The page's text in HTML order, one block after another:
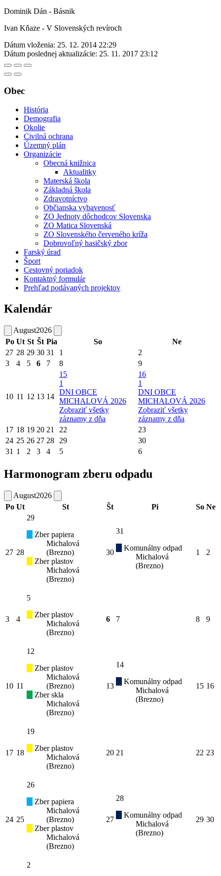
Dominik Dán - Básnik
Ivan Kňaze - V Slovenských revíroch
Dátum vloženia: 25. 12. 2014 22:29
Dátum poslednej aktualizácie: 25. 11. 2017 23:12
Obec
História
Demografia
Okolie
Civilná ochrana
Územný plán
Organizácie
Obecná knižnica
Aktualitky
Materská škola
Základná škola
Zdravotníctvo
Občianska vybavenosť
ZO Jednoty dôchodcov Slovenska
ZO Matica Slovenská
ZO Slovenského červeného kríža
Dobrovoľný hasičský zbor
Farský úrad
Šport
Cestovný poriadok
Kontaktný formulár
Prehľad podávaných projektov
Kalendár
August2026
Po Ut St Št Pia So
Ne
27 28 29 30 31 1
2
3
4 5 6 7 8 9
10 11 12 13 14
15
1
DNI OBCE
MICHALOVÁ 2026
Zobraziť všetky
záznamy z dňa
16
1
DNI OBCE
MICHALOVÁ 2026
Zobraziť všetky
záznamy z dňa
17 18 19 20 21 22
23
24 25 26 27 28 29
30
31 1 2 3 4 5 6
Harmonogram zberu odpadu
August2026
Po Ut St Št Pi So Ne
27 28
29
Zber papiera
Michalová
(Brezno)
Zber plastov
Michalová
(Brezno)
30
31
Komunálny odpad
Michalová
(Brezno)
1 2
3 4
5
Zber plastov
Michalová
(Brezno)
6 7 8 9
10 11
12
Zber plastov
Michalová
(Brezno)
Zber skla
Michalová
(Brezno)
13
14
Komunálny odpad
Michalová
(Brezno)
15 16
17 18
19
Zber plastov
Michalová
(Brezno)
20 21 22 23
24 25
26
Zber papiera
Michalová
(Brezno)
Zber plastov
Michalová
(Brezno)
27
28
Komunálny odpad
Michalová
(Brezno)
29 30
2